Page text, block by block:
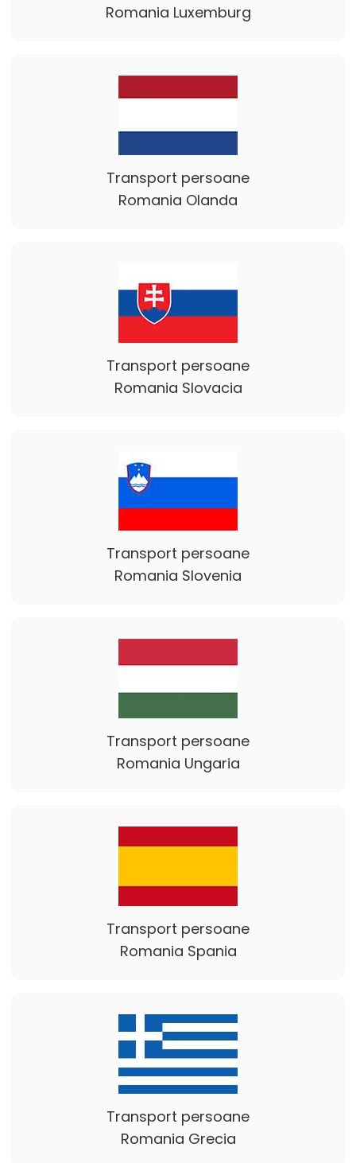
Romania Luxemburg
Transport persoane
Romania Olanda
Transport persoane
Romania Slovacia
Transport persoane
Romania Slovenia
Transport persoane
Romania Ungaria
Transport persoane
Romania Spania
Transport persoane
Romania Grecia